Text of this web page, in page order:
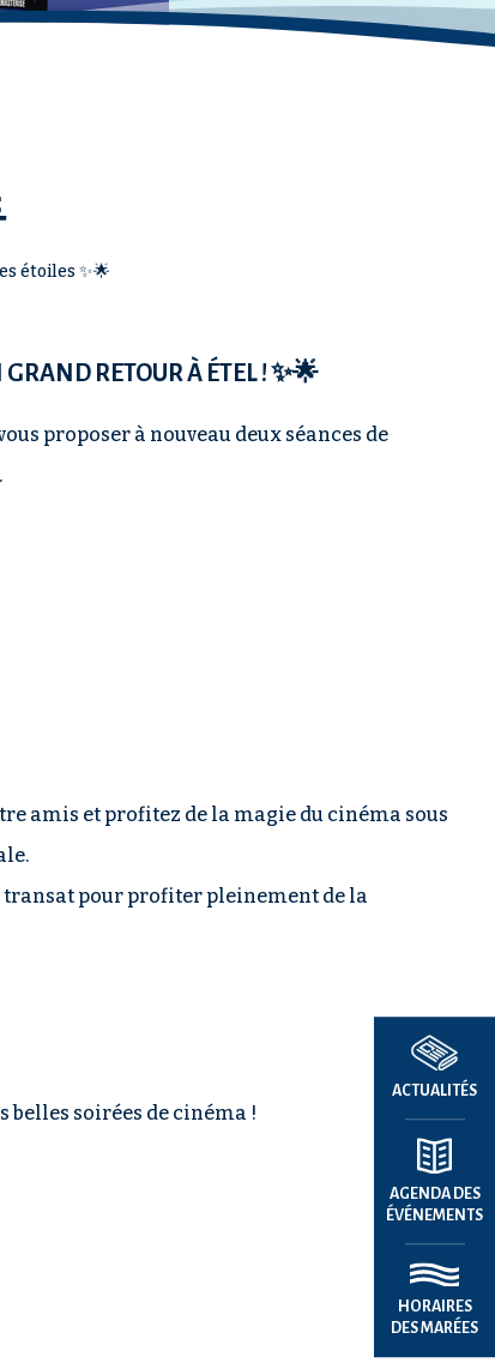
étoiles ✨🌟
RETOUR À ÉTEL ! ✨🌟
proposer à nouveau deux séances de
amis et profitez de la magie du cinéma sous
transat pour profiter pleinement de la
belles soirées de cinéma !
ACTUALITÉS
AGENDA DES
ÉVÉNEMENTS
HORAIRES
DES MARÉES